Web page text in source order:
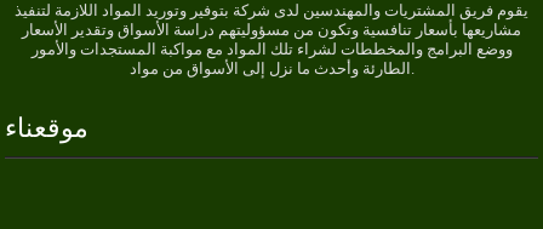
يقوم فريق المشتريات والمهندسين لدى شركة بتوفير وتوريد المواد اللازمة لتنفيذ
مشاريعها بأسعار تنافسية وتكون من مسؤوليتهم دراسة الأسواق وتقدير الأسعار
ووضع البرامج والمخططات لشراء تلك المواد مع مواكبة المستجدات والأمور
الطارئة وأحدث ما نزل إلى الأسواق من مواد.
موقعناء